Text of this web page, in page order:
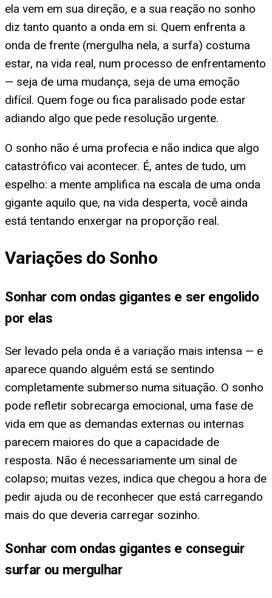
ela vem em sua direção, e a sua reação no sonho
diz tanto quanto a onda em si. Quem enfrenta a
onda de frente (mergulha nela, a surfa) costuma
estar, na vida real, num processo de enfrentamento
— seja de uma mudança, seja de uma emoção
difícil. Quem foge ou fica paralisado pode estar
adiando algo que pede resolução urgente.
O sonho não é uma profecia e não indica que algo
catastrófico vai acontecer. É, antes de tudo, um
espelho: a mente amplifica na escala de uma onda
gigante aquilo que, na vida desperta, você ainda
está tentando enxergar na proporção real.
Variações do Sonho
Sonhar com ondas gigantes e ser engolido
por elas
Ser levado pela onda é a variação mais intensa — e
aparece quando alguém está se sentindo
completamente submerso numa situação. O sonho
pode refletir sobrecarga emocional, uma fase de
vida em que as demandas externas ou internas
parecem maiores do que a capacidade de
resposta. Não é necessariamente um sinal de
colapso; muitas vezes, indica que chegou a hora de
pedir ajuda ou de reconhecer que está carregando
mais do que deveria carregar sozinho.
Sonhar com ondas gigantes e conseguir
surfar ou mergulhar